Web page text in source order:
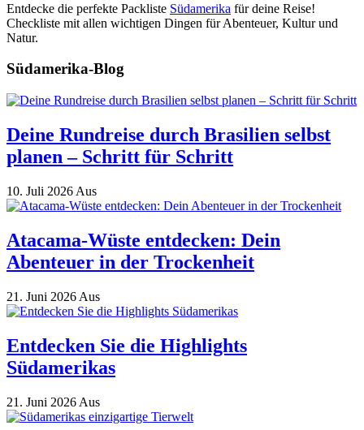
Entdecke die perfekte Packliste Südamerika für deine Reise!
Checkliste mit allen wichtigen Dingen für Abenteuer, Kultur und
Natur.
Südamerika-Blog
Deine Rundreise durch Brasilien selbst
planen – Schritt für Schritt
10. Juli 2026 Aus
Atacama-Wüste entdecken: Dein
Abenteuer in der Trockenheit
21. Juni 2026 Aus
Entdecken Sie die Highlights
Südamerikas
21. Juni 2026 Aus